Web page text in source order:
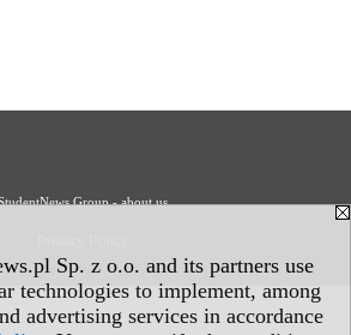
Sp. z o.o. and its partners use
technologies to implement, among
advertising services in accordance
Group - about us